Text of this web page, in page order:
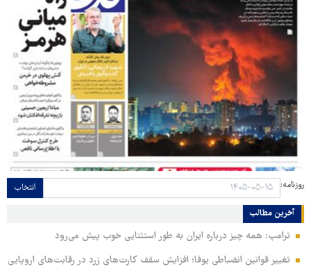
روزنامه: انتخاب
آخرین مطالب
ترامپ: همه چیز درباره ایران به طور استثنایی خوب پیش می‌رود
تغییر قوانین انضباطی یوفا؛ افزایش سقف کارت‌های زرد در رقابت‌های اروپایی